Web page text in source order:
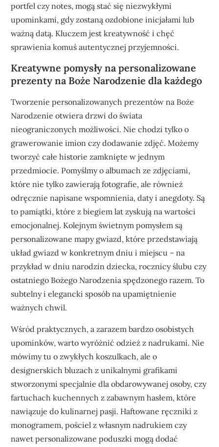
portfel czy notes, mogą stać się niezwykłymi
upominkami, gdy zostaną ozdobione inicjałami lub
ważną datą. Kluczem jest kreatywność i chęć
sprawienia komuś autentycznej przyjemności.
Kreatywne pomysły na personalizowane
prezenty na Boże Narodzenie dla każdego
Tworzenie personalizowanych prezentów na Boże
Narodzenie otwiera drzwi do świata
nieograniczonych możliwości. Nie chodzi tylko o
grawerowanie imion czy dodawanie zdjęć. Możemy
tworzyć całe historie zamknięte w jednym
przedmiocie. Pomyślmy o albumach ze zdjęciami,
które nie tylko zawierają fotografie, ale również
odręcznie napisane wspomnienia, daty i anegdoty. Są
to pamiątki, które z biegiem lat zyskują na wartości
emocjonalnej. Kolejnym świetnym pomysłem są
personalizowane mapy gwiazd, które przedstawiają
układ gwiazd w konkretnym dniu i miejscu – na
przykład w dniu narodzin dziecka, rocznicy ślubu czy
ostatniego Bożego Narodzenia spędzonego razem. To
subtelny i elegancki sposób na upamiętnienie
ważnych chwil.
Wśród praktycznych, a zarazem bardzo osobistych
upominków, warto wyróżnić odzież z nadrukami. Nie
mówimy tu o zwykłych koszulkach, ale o
designerskich bluzach z unikalnymi grafikami
stworzonymi specjalnie dla obdarowywanej osoby, czy
fartuchach kuchennych z zabawnym hasłem, które
nawiązuje do kulinarnej pasji. Haftowane ręczniki z
monogramem, pościel z własnym nadrukiem czy
nawet personalizowane poduszki mogą dodać